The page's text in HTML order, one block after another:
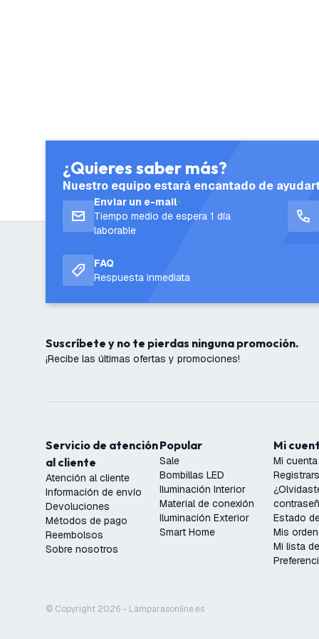
¿Quieres saber más?
Nuestro equipo estará encantado de
Enviar un e-mail
Tiempo medio de espera 1 día
laborable
FAQ
Respuesta inmediata
Suscríbete y no te pierdas ninguna promoción.
¡Recibe las últimas ofertas y promociones!
Servicio de atención
al cliente
Atención al cliente
Información de envío
Devoluciones
Métodos de pago
Reembolsos
Sobre nosotros
Popular
Sale
Bombillas LED
Iluminación Interior
Material de conexión
Iluminación Exterior
Smart Home
Mi
Mi cuenta
Estado
Mis
Mi lista
© Copyright 2026 - Lámparasonline.es